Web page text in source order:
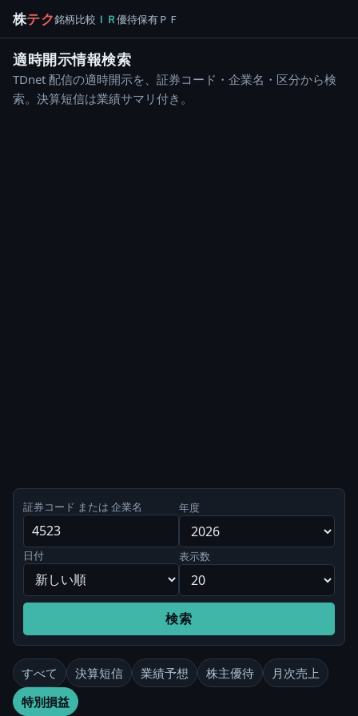
株テク銘柄比較 ＩＲ優待保有ＰＦ
適時開示情報検索
TDnet 配信の適時開示を、証券コード・企業名・区分から検
索。決算短信は業績サマリ付き。
証券コード または 企業名 年度
日付 表示数
検索
すべて 決算短信 業績予想 株主優待
月次売上
特別損益